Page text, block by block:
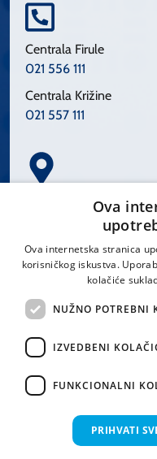
Centrala Firule
021 556 111
Centrala Križine
021 557 111
Spinčićeva 1, 21000 Split
LINKOVI
Uvjeti korištenja
Ova
Ova internetska stranica
korisničkog iskustva.
kolačiće
NUŽNO POTREBNI
IZVEDBENI
FUNKCIONALNI
PRIHVATI